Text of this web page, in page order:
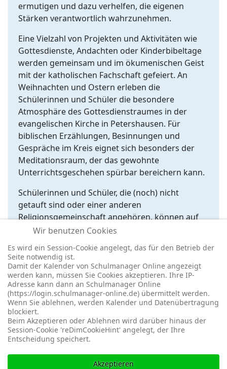
ermutigen und dazu verhelfen, die eigenen
Stärken verantwortlich wahrzunehmen.
Eine Vielzahl von Projekten und Aktivitäten wie
Gottesdienste, Andachten oder Kinderbibeltage
werden gemeinsam und im ökumenischen Geist
mit der katholischen Fachschaft gefeiert. An
Weihnachten und Ostern erleben die
Schülerinnen und Schüler die besondere
Atmosphäre des Gottesdienstraumes in der
evangelischen Kirche in Petershausen. Für
biblischen Erzählungen, Besinnungen und
Gespräche im Kreis eignet sich besonders der
Meditationsraum, der das gewohnte
Unterrichtsgeschehen spürbar bereichern kann.
Schülerinnen und Schüler, die (noch) nicht
getauft sind oder einer anderen
Religionsgemeinschaft angehören, können auf
Antrag selbstverständlich den evangelischen
© 2026 -
Einstellungen-Redaktionslogin
Wir benutzen Cookies
Es wird ein Session-Cookie angelegt, das für den Betrieb der
Seite notwendig ist.
Damit der Kalender von Schulmanager Online angezeigt
werden kann, müssen Sie Cookies akzeptieren. Ihre IP-
Adresse kann dann an Schulmanager Online
(https://login.schulmanager-online.de) übermittelt werden.
Wenn Sie ablehnen, werden Kalender und Datenübertragung
blockiert.
Beim Akzeptieren oder Ablehnen wird darüber hinaus der
Session-Cookie 'reDimCookieHint' angelegt, der Ihre
Entscheidung speichert.
Akzeptieren